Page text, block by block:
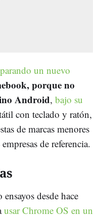
un nuevo
porque no
Android, bajo su
con teclado y ratón,
de marcas menores
de referencia.
desde hace
usar Chrome OS en un